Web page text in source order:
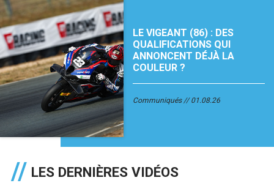
LE VIGEANT (86) : DES
QUALIFICATIONS QUI
ANNONCENT DÉJÀ LA
COULEUR ?
Communiqués 01.08.26
LES DERNIÈRES VIDÉOS